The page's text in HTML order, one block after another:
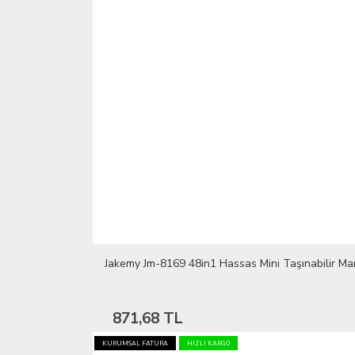
Jakemy Jm-8169 48in1 Hassas Mini Taşınabilir
871,68 TL
KURUMSAL FATURA HIZLI KARGO